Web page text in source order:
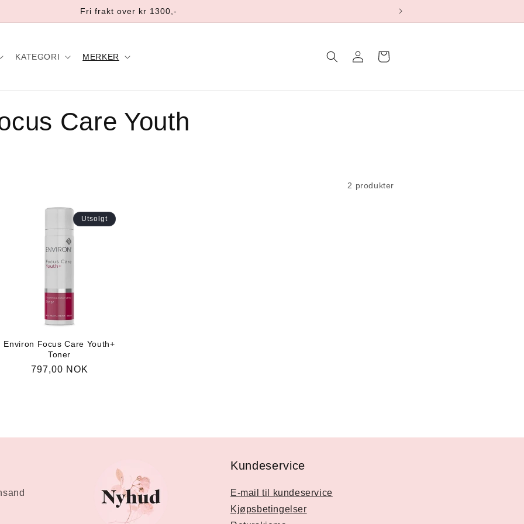
Fri frakt over kr 1300,-
KATEGORI MERKER
inn
Handlekurv
Care Youth
2 produkter
Utsolgt
Environ Focus Care Youth+
Toner
Vanlig
797,00 NOK
Kundeservice
E-mail til kundeservice
Kjøpsbetingelser